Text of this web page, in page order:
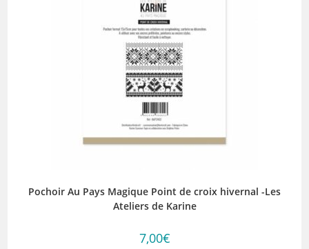
Pochoir Au Pays Magique Point de croix hivernal -Les
Ateliers de Karine
7,00€